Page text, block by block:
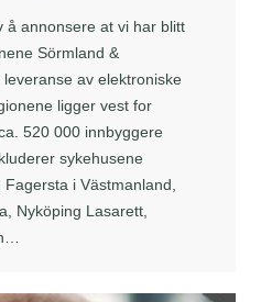
å annonsere at vi har blitt
Sörmland &
av elektroniske
ligger vest for
520 000 innbyggere
sykehusene
i Västmanland,
Nyköping Lasarett,